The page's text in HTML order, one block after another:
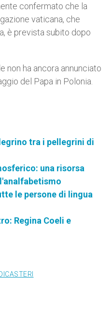
confermato che la
vaticana, che
è prevista subito dopo
non ha ancora annunciato
del Papa in Polonia.
tra i pellegrini di
una risorsa
le persone di lingua
Regina Coeli e